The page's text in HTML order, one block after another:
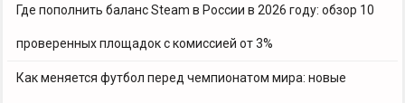
Где пополнить баланс Steam в России в 2026 году: обзор 10
проверенных площадок с комиссией от 3%
Как меняется футбол перед чемпионатом мира: новые